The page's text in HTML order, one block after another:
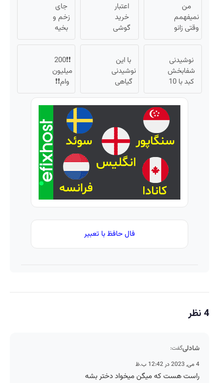
پزشکی
با پک
سفید
کننده
فروشگاهت
رو ثبت کن
این
دکتر
کرم
ترمیم
23 روزه
ساخت!
من
نمیفهمم
وقتی زانو
درد
داره، چرا
دردش
رو داری
تحمل
میکنی؟❗
اعتبار
خرید
گوشی
بگیر 📱
حالا
درخواست
اعتبار بده
🎯
جای
زخم و
بخیه
داری؟؟
هفته‌ای
محوش
کن!
نوشیدنی
شفابخش
کبد با 10
گیاه
موثر(تخفیف
تا امشب)
با این
نوشیدنی
گیاهی
کبدت
همیشه
❗❗200
میلیون
وام❗❗
فقط با
احراز
هویت
فال حافظ با تعبیر
4 نظر
شادلیگفت:
4 می, 2023 در 12:42 ب.ظ
راست هست که میگن میخواد دختر بشه